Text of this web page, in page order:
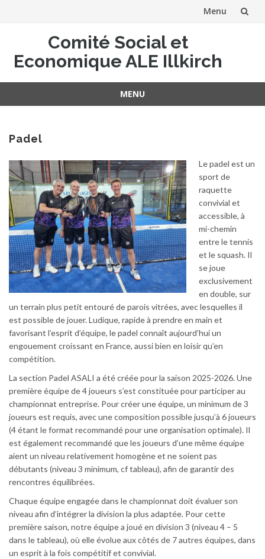
Menu
au
Comité Social et
Economique ALE Illkirch
MENU
contenu
Padel
Le padel est un
sport de
raquette
convivial et
accessible, à
mi-chemin
entre le tennis
et le squash. Il
se joue
exclusivement
en double, sur
un terrain plus petit entouré de parois vitrées, avec lesquelles il
est possible de jouer. Ludique, rapide à prendre en main et
favorisant l’esprit d’équipe, le padel connaît aujourd’hui un
engouement croissant en France, aussi bien en loisir qu’en
compétition.
La section Padel ASALI a été créée pour la saison 2025-2026. Une
première équipe de 4 joueurs s’est constituée pour participer au
championnat entreprise. Pour créer une équipe, un minimum de 3
joueurs est requis, avec une composition possible jusqu’à 6 joueurs
(4 étant le format recommandé pour une organisation optimale). Il
est également recommandé que les joueurs d’une même équipe
aient un niveau relativement homogène et ne soient pas
débutants (niveau 3 minimum, cf tableau), afin de garantir des
rencontres équilibrées.
Chaque équipe engagée dans le championnat doit évaluer son
niveau afin d’intégrer la division la plus adaptée. Pour cette
première saison, notre équipe a joué en division 3 (niveau 4 – 5
dans le tableau), où elle évolue aux côtés de 7 autres équipes, dans
un esprit à la fois compétitif et convivial.